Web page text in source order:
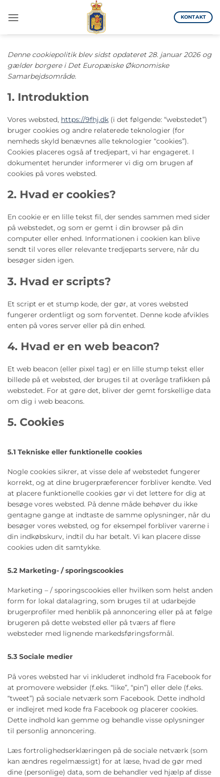
KONTAKT
Denne cookiepolitik blev sidst opdateret 28. januar 2026 og
gælder borgere i Det Europæiske Økonomiske
Samarbejdsområde.
1. Introduktion
Vores websted, https://9fhj.dk (i det følgende: “webstedet”)
bruger cookies og andre relaterede teknologier (for
nemheds skyld benævnes alle teknologier “cookies”).
Cookies placeres også af tredjepart, vi har engageret. I
dokumentet herunder informerer vi dig om brugen af ​​
cookies på vores websted.
2. Hvad er cookies?
En cookie er en lille tekst fil, der sendes sammen med sider
på webstedet, og som er gemt i din browser på din
computer eller enhed. Informationen i cookien kan blive
sendt til vores eller relevante tredjeparts servere, når du
besøger siden igen.
3. Hvad er scripts?
Et script er et stump kode, der gør, at vores websted
fungerer ordentligt og som forventet. Denne kode afvikles
enten på vores server eller på din enhed.
4. Hvad er en web beacon?
Et web beacon (eller pixel tag) er en lille stump tekst eller
billede på et websted, der bruges til at overåge trafikken på
webstedet. For at gøre det, bliver der gemt forskellige data
om dig i web beacons.
5. Cookies
5.1 Tekniske eller funktionelle cookies
Nogle cookies sikrer, at visse dele af webstedet fungerer
korrekt, og at dine brugerpræferencer forbliver kendte. Ved
at placere funktionelle cookies gør vi det lettere for dig at
besøge vores websted. På denne måde behøver du ikke
gentagne gange at indtaste de samme oplysninger, når du
besøger vores websted, og for eksempel forbliver varerne i
din indkøbskurv, indtil du har betalt. Vi kan placere disse
cookies uden dit samtykke.
5.2 Marketing- / sporingscookies
Marketing – / sporingscookies eller hvilken som helst anden
form for lokal datalagring, som bruges til at udarbejde
brugerprofiler med henblik på annoncering eller på at følge
brugeren på dette websted eller på tværs af flere
websteder med lignende markedsføringsformål.
5.3 Sociale medier
På vores websted har vi inkluderet indhold fra Facebook for
at promovere websider (f.eks. “like”, “pin”) eller dele (f.eks.
“tweet”) på sociale netværk som Facebook. Dette indhold
er indlejret med kode fra Facebook og placerer cookies.
Dette indhold kan gemme og behandle visse oplysninger
til personlig annoncering.
Læs fortrolighedserklæringen på de sociale netværk (som
kan ændres regelmæssigt) for at læse, hvad de gør med
dine (personlige) data, som de behandler ved hjælp af disse